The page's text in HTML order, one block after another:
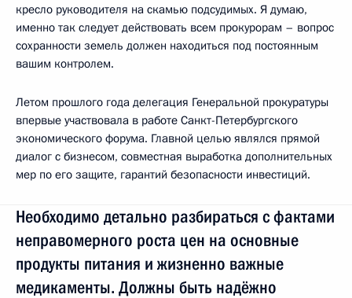
кресло руководителя на скамью подсудимых. Я думаю,
именно так следует действовать всем прокурорам – вопрос
сохранности земель должен находиться под постоянным
вашим контролем.
Летом прошлого года делегация Генеральной прокуратуры
впервые участвовала в работе Санкт-Петербургского
экономического форума. Главной целью являлся прямой
диалог с бизнесом, совместная выработка дополнительных
мер по его защите, гарантий безопасности инвестиций.
Необходимо детально разбираться с фактами
неправомерного роста цен на основные
продукты питания и жизненно важные
медикаменты. Должны быть надёжно